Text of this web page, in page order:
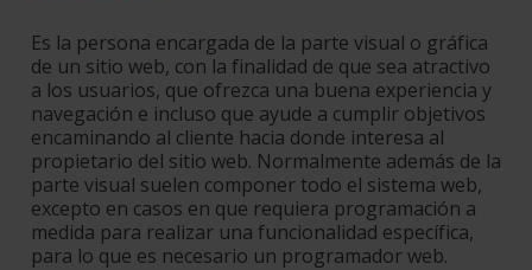
Es la persona encargada de la parte visual o gráfica
de un sitio web, con la finalidad de que sea atractivo
a los usuarios, que ofrezca una buena experiencia y
navegación e incluso que ayude a cumplir objetivos
encaminando al cliente hacia donde interesa al
propietario del sitio web. Normalmente además de la
parte visual suelen componer todo el sistema web,
excepto en casos en que requiera programación a
medida para realizar una funcionalidad específica,
para lo que es necesario un programador web.